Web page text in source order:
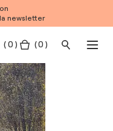
newsletter
(0 ) ( 0 )